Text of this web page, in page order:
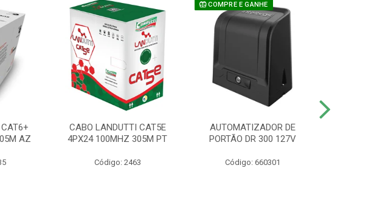
AZ
CABO LANDUTTI CAT5E
4PX24 100MHZ 305M PT
Código: 2463
COMPRE E GANHE
AUTOMATIZADOR DE
PORTÃO DR 300 127V
Código: 660301